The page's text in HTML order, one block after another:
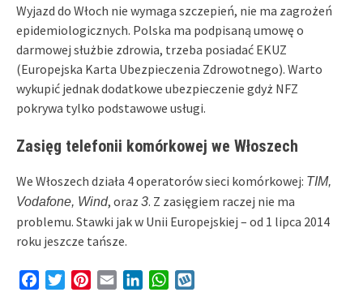
Wyjazd do Włoch nie wymaga szczepień, nie ma zagrożeń
epidemiologicznych. Polska ma podpisaną umowę o
darmowej służbie zdrowia, trzeba posiadać EKUZ
(Europejska Karta Ubezpieczenia Zdrowotnego). Warto
wykupić jednak dodatkowe ubezpieczenie gdyż NFZ
pokrywa tylko podstawowe usługi.
Zasięg telefonii komórkowej we Włoszech
We Włoszech działa 4 operatorów sieci komórkowej: TIM,
Vodafone, Wind, oraz 3. Z zasięgiem raczej nie ma
problemu. Stawki jak w Unii Europejskiej – od 1 lipca 2014
roku jeszcze tańsze.
FacebookTwitterPinterest
Email LinkedInWhatsApp